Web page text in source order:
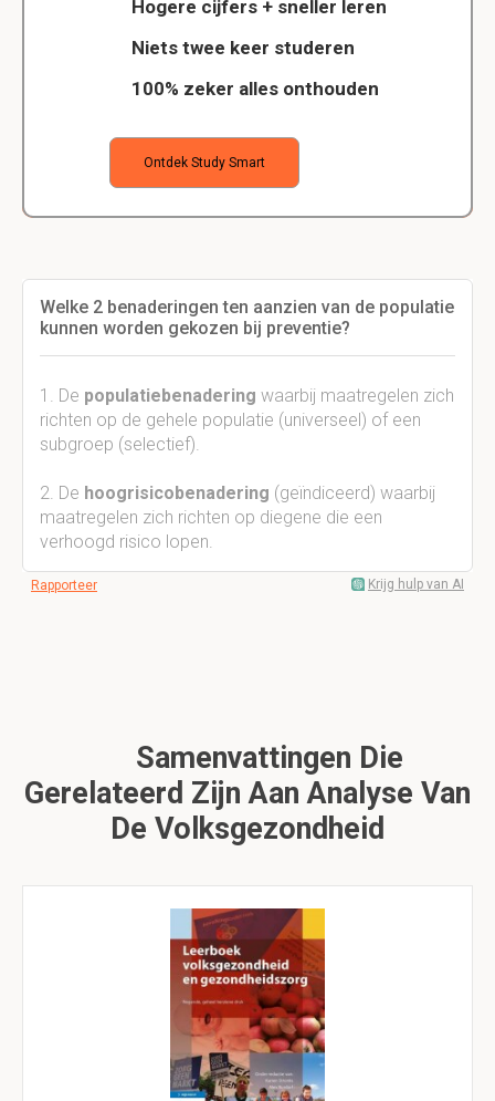
Hogere cijfers + sneller leren
Niets twee keer studeren
100% zeker alles onthouden
Ontdek Study Smart
Welke 2 benaderingen ten aanzien van de populatie
kunnen worden gekozen bij preventie?
1. De populatiebenadering waarbij maatregelen zich
richten op de gehele populatie (universeel) of een
subgroep (selectief).
2. De hoogrisicobenadering (geïndiceerd) waarbij
maatregelen zich richten op diegene die een
verhoogd risico lopen.
Rapporteer Krijg hulp van AI
Samenvattingen Die
Gerelateerd Zijn Aan Analyse Van
De Volksgezondheid